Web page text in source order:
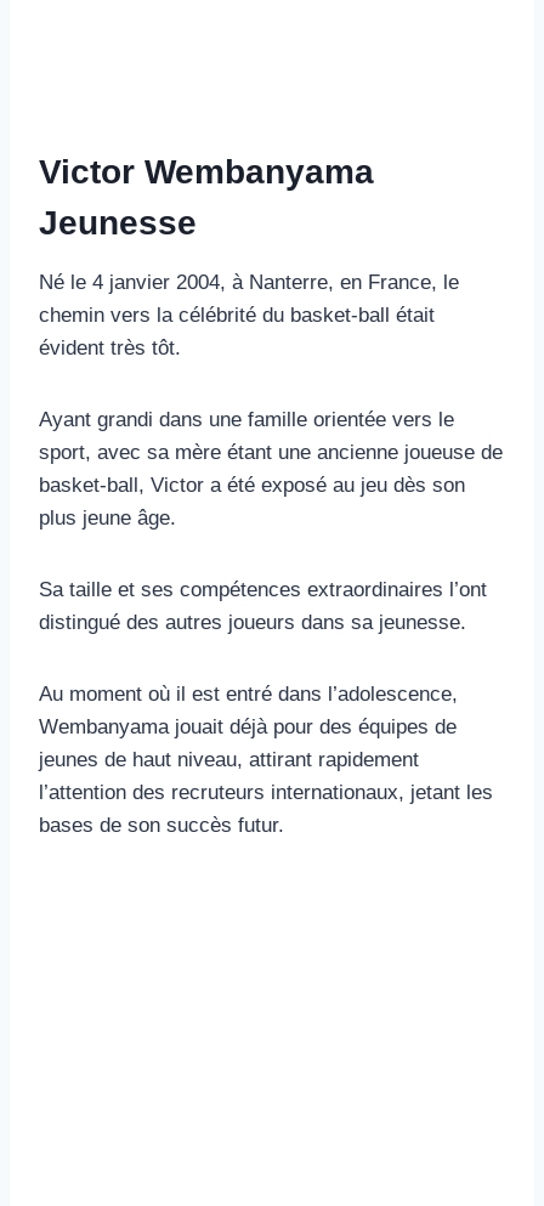
Victor Wembanyama
Jeunesse
Né le 4 janvier 2004, à Nanterre, en France, le
chemin vers la célébrité du basket-ball était
évident très tôt.
Ayant grandi dans une famille orientée vers le
sport, avec sa mère étant une ancienne joueuse de
basket-ball, Victor a été exposé au jeu dès son
plus jeune âge.
Sa taille et ses compétences extraordinaires l’ont
distingué des autres joueurs dans sa jeunesse.
Au moment où il est entré dans l’adolescence,
Wembanyama jouait déjà pour des équipes de
jeunes de haut niveau, attirant rapidement
l’attention des recruteurs internationaux, jetant les
bases de son succès futur.